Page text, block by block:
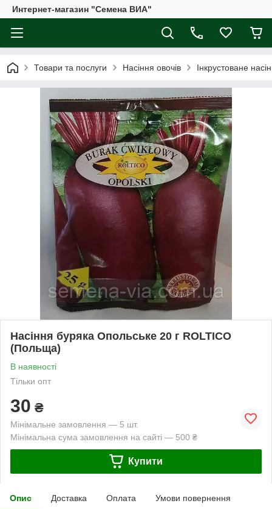
Интернет-магазин "Семена ВИА"
Товари та послуги Насіння овочів Інкрустоване
Насіння буряка Опольське 20 г ROLTICO
(Польща)
В наявності
Тільки опт
30 ₴
Мінімальне замовлення — 5 шт.
Мінімальна сума замовлення на сайті — 500 ₴
Купити
Опис Доставка Оплата Умови повернення